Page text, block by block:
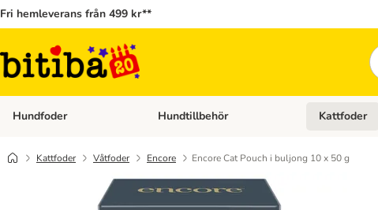
Fri hemleverans från 499 kr**
Hundfoder Open category menu: Hundfoder
Hundtillbehör Open
Kattfoder
Kattfoder Våtfoder Encore Encore Cat Pouch i buljong 10 x 50 g